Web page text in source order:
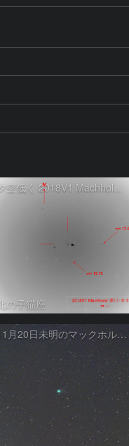
夕空低く 2018V1 Machholz・藤川・岩本彗星
の子猫座
11月20日未明のマックホルツ・藤川・岩本彗星